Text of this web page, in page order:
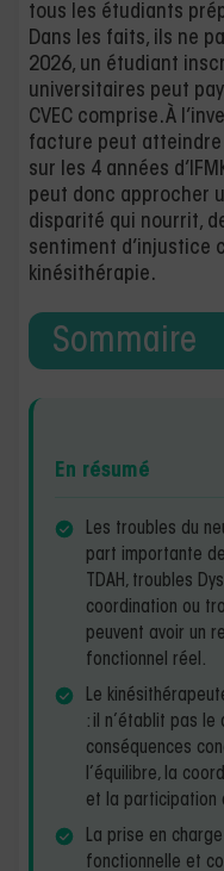
tous les étudiants
Dans les faits, ils ne
2026, un étudiant
universitaires peut
CVEC comprise. À
facture peut atteindre
sur les 4 années
peut donc approcher
disparité qui nourrit,
sentiment d’injustice
kinésithérapie.
Sommaire
En résumé
Les troubles du
part importante
TDAH, troubles
coordination ou
peuvent avoir un
fonctionnel réel.
Le
: il n’établit pas le
conséquences
l’équilibre, la
et la participation
La prise en
fonctionnelle et